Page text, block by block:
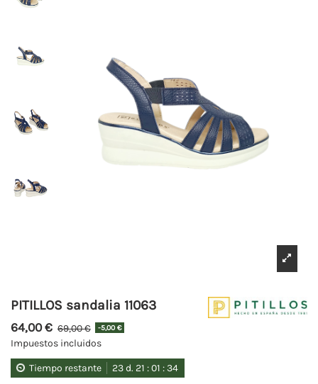
PITILLOS sandalia 11063
64,00 € 69,00 € -5,00 €
Impuestos incluidos
Tiempo restante 23d. 21 :01 :34